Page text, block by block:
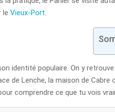
le Vieux-Port
identité populaire. On y
de Lenche, la maison de
comprendre ce que tu vois